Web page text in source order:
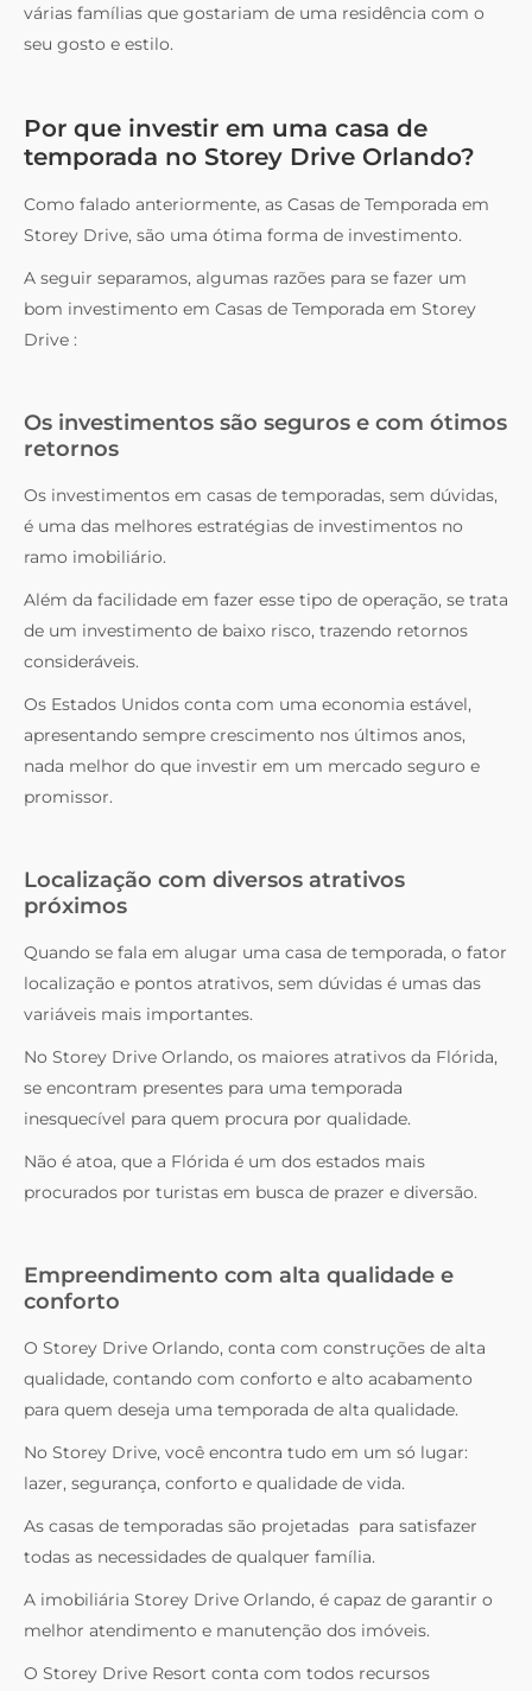
várias famílias que gostariam de uma residência com o
seu gosto e estilo.
Por que investir em uma casa de
temporada no Storey Drive Orlando?
Como falado anteriormente, as Casas de Temporada em
Storey Drive, são uma ótima forma de investimento.
A seguir separamos, algumas razões para se fazer um
bom investimento em Casas de Temporada em Storey
Drive :
Os investimentos são seguros e com ótimos
retornos
Os investimentos em casas de temporadas, sem dúvidas,
é uma das melhores estratégias de investimentos no
ramo imobiliário.
Além da facilidade em fazer esse tipo de operação, se trata
de um investimento de baixo risco, trazendo retornos
consideráveis.
Os Estados Unidos conta com uma economia estável,
apresentando sempre crescimento nos últimos anos,
nada melhor do que investir em um mercado seguro e
promissor.
Localização com diversos atrativos
próximos
Quando se fala em alugar uma casa de temporada, o fator
localização e pontos atrativos, sem dúvidas é umas das
variáveis mais importantes.
No Storey Drive Orlando, os maiores atrativos da Flórida,
se encontram presentes para uma temporada
inesquecível para quem procura por qualidade.
Não é atoa, que a Flórida é um dos estados mais
procurados por turistas em busca de prazer e diversão.
Empreendimento com alta qualidade e
conforto
O Storey Drive Orlando, conta com construções de alta
qualidade, contando com conforto e alto acabamento
para quem deseja uma temporada de alta qualidade.
No Storey Drive, você encontra tudo em um só lugar:
lazer, segurança, conforto e qualidade de vida.
As casas de temporadas são projetadas para satisfazer
todas as necessidades de qualquer família.
A imobiliária Storey Drive Orlando, é capaz de garantir o
melhor atendimento e manutenção dos imóveis.
O Storey Drive Resort conta com todos recursos